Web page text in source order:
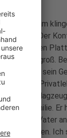
seltsam
dennoch: Der
der neuen
ziemlich groß.
auf sein
meinem
in der Familie. Er
Rolle als Vater
loszulassen. Ich